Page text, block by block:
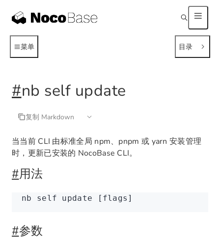
菜单 目录
#nb self update
复制 Markdown
当当前 CLI 由标准全局 npm、pnpm 或 yarn 安装管理
时，更新已安装的 NocoBase CLI。
#用法
nb self update [flags]
#参数